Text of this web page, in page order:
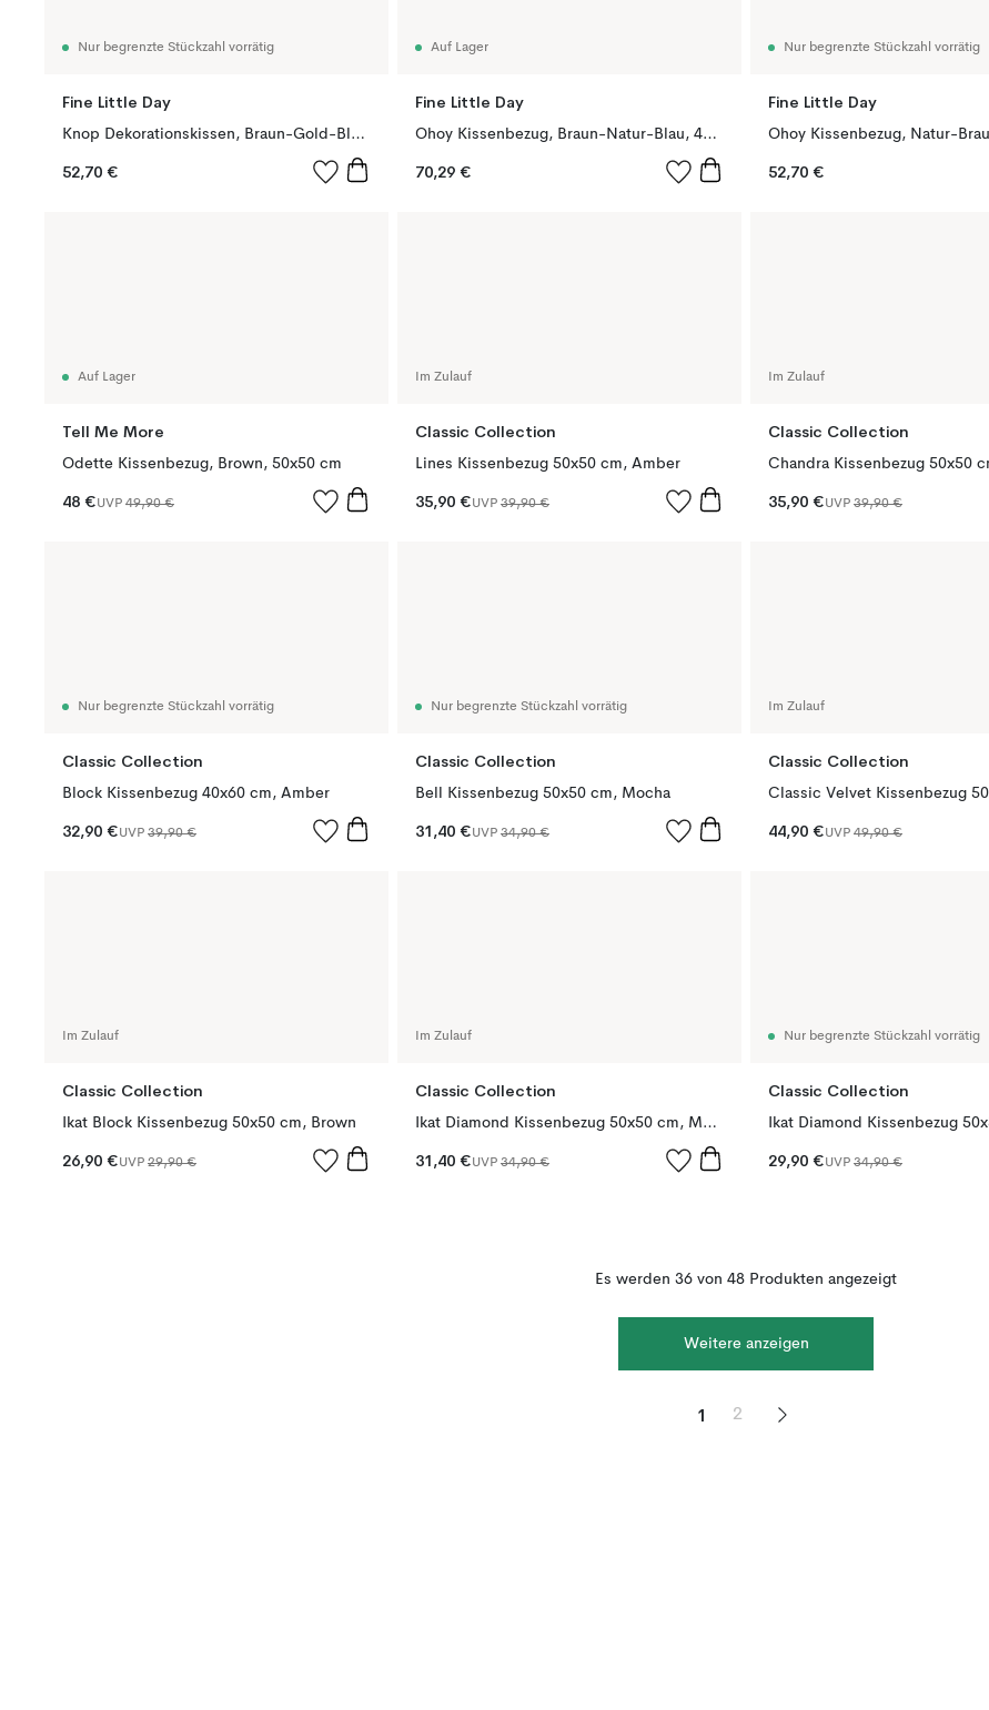
Nur begrenzte Stückzahl vorrätig
Fine Little Day
Knop Dekorationskissen, Braun-Gold-Blau, 27x40 cm
52,70 €
Auf Lager
Fine Little Day
Ohoy Kissenbezug, Braun-Natur-Blau, 48x48 cm
70,29 €
Nur begrenzte Stückzahl vorrätig
Fine Little Day
52,70 €
Auf Lager
Tell Me More
Odette Kissenbezug, Brown, 50x50 cm
48 €UVP 49,90 €
Im Zulauf
Classic Collection
Lines Kissenbezug 50x50 cm, Amber
35,90 €UVP 39,90 €
Im Zulauf
Classic Collection
Chandra Kissenbezug 50x50
35,90 €UVP 39,90 €
Nur begrenzte Stückzahl vorrätig
Classic Collection
Block Kissenbezug 40x60 cm, Amber
32,90 €UVP 39,90 €
Nur begrenzte Stückzahl vorrätig
Classic Collection
Bell Kissenbezug 50x50 cm, Mocha
31,40 €UVP 34,90 €
Im Zulauf
Classic Collection
44,90 €UVP 49,90 €
Im Zulauf
Classic Collection
Ikat Block Kissenbezug 50x50 cm, Brown
26,90 €UVP 29,90 €
Im Zulauf
Classic Collection
Ikat Diamond Kissenbezug 50x50 cm, Mocha
31,40 €UVP 34,90 €
Nur begrenzte Stückzahl vorrätig
Classic Collection
29,90 €UVP 34,90 €
Es werden 36 von 48 Produkten angezeigt
Weitere anzeigen
1 2